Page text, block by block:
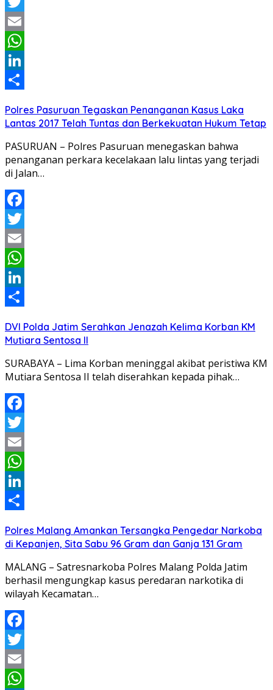
Twitter
Email
WhatsApp
LinkedIn
Polres Pasuruan Tegaskan Penanganan Kasus Laka
Lantas 2017 Telah Tuntas dan Berkekuatan Hukum Tetap
PASURUAN – Polres Pasuruan menegaskan bahwa
penanganan perkara kecelakaan lalu lintas yang terjadi
di Jalan…
Facebook
Twitter
Email
WhatsApp
LinkedIn
DVI Polda Jatim Serahkan Jenazah Kelima Korban KM
Mutiara Sentosa II
SURABAYA – Lima Korban meninggal akibat peristiwa KM
Mutiara Sentosa II telah diserahkan kepada pihak…
Facebook
Twitter
Email
WhatsApp
LinkedIn
Polres Malang Amankan Tersangka Pengedar Narkoba
di Kepanjen, Sita Sabu 96 Gram dan Ganja 131 Gram
MALANG – Satresnarkoba Polres Malang Polda Jatim
berhasil mengungkap kasus peredaran narkotika di
wilayah Kecamatan…
Facebook
Twitter
Email